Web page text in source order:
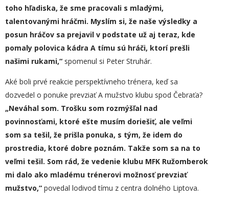
toho hľadiska, že sme pracovali s mladými,
talentovanými hráčmi. Myslím si, že naše výsledky a
posun hráčov sa prejavil v podstate už aj teraz, kde
pomaly polovica kádra A tímu sú hráči, ktorí prešli
našimi rukami,“ spomenul si Peter Struhár.
Aké boli prvé reakcie perspektívneho trénera, keď sa
dozvedel o ponuke prevziať A mužstvo klubu spod Čebraťa?
„Neváhal som. Trošku som rozmýšľal nad
povinnosťami, ktoré ešte musím doriešiť, ale veľmi
som sa tešil, že prišla ponuka, s tým, že idem do
prostredia, ktoré dobre poznám. Takže som sa na to
veľmi tešil. Som rád, že vedenie klubu MFK Ružomberok
mi dalo ako mladému trénerovi možnosť prevziať
mužstvo,“ povedal lodivod tímu z centra dolného Liptova.